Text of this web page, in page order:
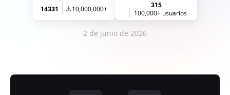
14331 10,000,000+
315
100,000+ usuarios
2 de junio de 2026